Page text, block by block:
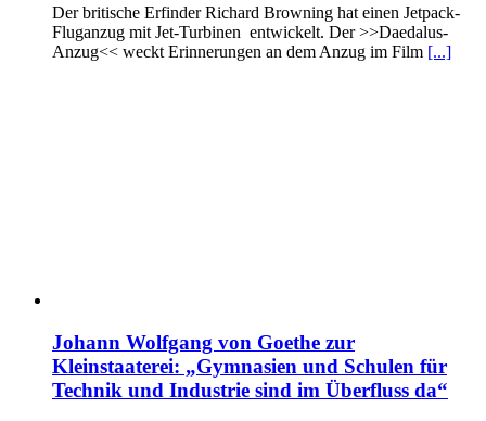
Der britische Erfinder Richard Browning hat einen Jetpack-
Fluganzug mit Jet-Turbinen entwickelt. Der >>Daedalus-
Anzug<< weckt Erinnerungen an dem Anzug im Film [...]
Johann Wolfgang von Goethe zur
Kleinstaaterei: „Gymnasien und Schulen für
Technik und Industrie sind im Überfluss da“